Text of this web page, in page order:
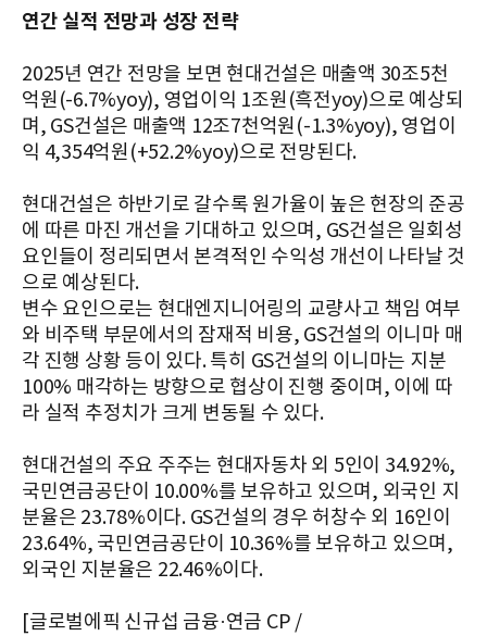
연간 실적 전망과 성장 전략
2025년 연간 전망을 보면 현대건설은 매출액 30조5천
억원(-6.7%yoy), 영업이익 1조원(흑전yoy)으로 예상되
며, GS건설은 매출액 12조7천억원(-1.3%yoy), 영업이
익 4,354억원(+52.2%yoy)으로 전망된다.
현대건설은 하반기로 갈수록 원가율이 높은 현장의 준공
에 따른 마진 개선을 기대하고 있으며, GS건설은 일회성
요인들이 정리되면서 본격적인 수익성 개선이 나타날 것
으로 예상된다.
변수 요인으로는 현대엔지니어링의 교량사고 책임 여부
와 비주택 부문에서의 잠재적 비용, GS건설의 이니마 매
각 진행 상황 등이 있다. 특히 GS건설의 이니마는 지분
100% 매각하는 방향으로 협상이 진행 중이며, 이에 따
라 실적 추정치가 크게 변동될 수 있다.
현대건설의 주요 주주는 현대자동차 외 5인이 34.92%,
국민연금공단이 10.00%를 보유하고 있으며, 외국인 지
분율은 23.78%이다. GS건설의 경우 허창수 외 16인이
23.64%, 국민연금공단이 10.36%를 보유하고 있으며,
외국인 지분율은 22.46%이다.
[글로벌에픽 신규섭 금융·연금 CP /